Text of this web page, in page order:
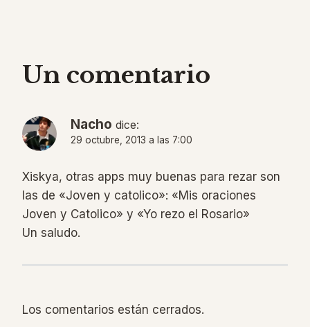
Un comentario
Nacho dice:
29 octubre, 2013 a las 7:00
Xiskya, otras apps muy buenas para rezar son
las de «Joven y catolico»: «Mis oraciones
Joven y Catolico» y «Yo rezo el Rosario»
Un saludo.
Los comentarios están cerrados.